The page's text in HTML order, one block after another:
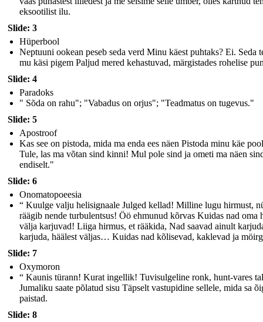
eksootilist ilu.
Slide: 3
Hüperbool
Neptuuni ookean peseb seda verd Minu käest puhtaks? Ei. Seda
mu käsi pigem Paljud mered kehastuvad, märgistades rohelise
Slide: 4
Paradoks
" Sõda on rahu"; "Vabadus on orjus"; "Teadmatus on tugevus."
Slide: 5
Apostroof
Kas see on pistoda, mida ma enda ees näen Pistoda minu käe
Tule, las ma võtan sind kinni! Mul pole sind ja ometi ma näen
endiselt."
Slide: 6
Onomatopoeesia
“ Kuulge valju helisignaale Julged kellad! Milline lugu hirmust,
räägib nende turbulentsus! Öö ehmunud kõrvas Kuidas nad oma
välja karjuvad! Liiga hirmus, et rääkida, Nad saavad ainult
karjuda, häälest väljas… Kuidas nad kõlisevad, kaklevad ja
Slide: 7
Oxymoron
“ Kaunis türann! Kurat ingellik! Tuvisulgeline ronk, hunt-vares
Jumaliku saate põlatud sisu Täpselt vastupidine sellele, mida sa
paistad.
Slide: 8